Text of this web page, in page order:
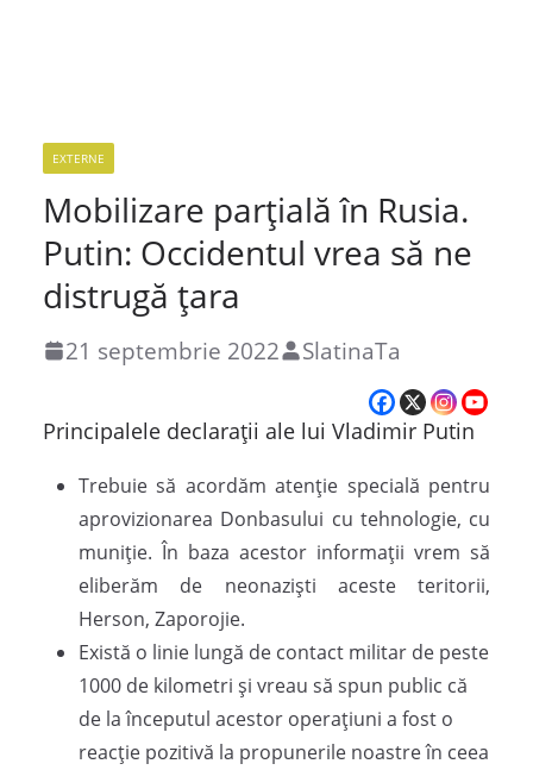
EXTERNE
Mobilizare parțială în Rusia.
Putin: Occidentul vrea să ne
distrugă țara
21 septembrie 2022 SlatinaTa
Principalele declarații ale lui Vladimir Putin
Trebuie să acordăm atenție specială pentru
aprovizionarea Donbasului cu tehnologie, cu
muniție. În baza acestor informații vrem să
eliberăm de neonaziști aceste teritorii,
Herson, Zaporojie.
Există o linie lungă de contact militar de peste
1000 de kilometri și vreau să spun public că
de la începutul acestor operațiuni a fost o
reacție pozitivă la propunerile noastre în ceea